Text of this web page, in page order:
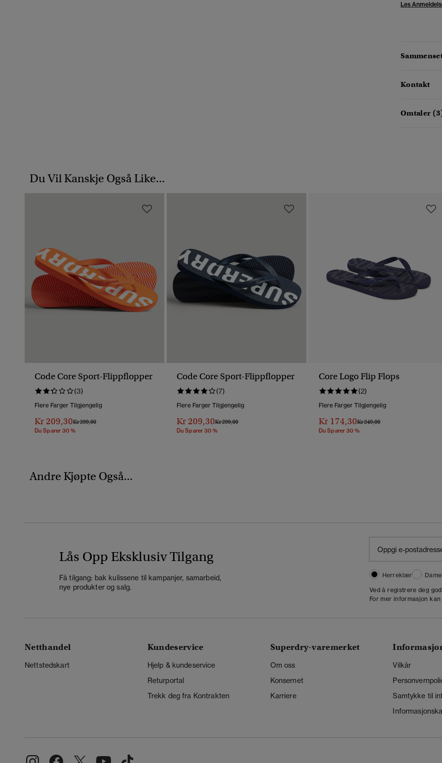
Les
Kontakt
Omtaler
Du Vil Kanskje Også Like...
Code Core Sport-Flippflopper
(3)
Flere Farger Tilgjengelig
Kr 209,30Pris Nedsatt Fra
Kr 299,00Til
Du Sparer 30 %
Code Core Sport-Flippflopper
(7)
Flere Farger Tilgjengelig
Kr 209,30Pris Nedsatt Fra
Kr 299,00Til
Du Sparer 30 %
Core Logo Flip Flops
(2)
Flere Farger Tilgjengelig
Kr 174,30Pris Nedsatt Fra
Kr 249,00Til
Du Sparer 30 %
Andre Kjøpte Også...
Lås Opp Eksklusiv Tilgang
Få tilgang: bak kulissene til kampanjer, samarbeid,
nye produkter og salg.
Herreklær
Ved å registrere deg
For mer informasjon
Netthandel
Nettstedskart
Kundeservice
Hjelp & kundeservice
Returportal
Trekk deg fra Kontrakten
Superdry-varemerket
Om oss
Konsernet
Karriere
Vilkår
Samtykke til